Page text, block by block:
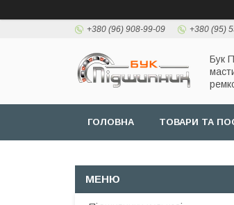
+380 (96) 908-99-09 +380 (95)
Бук
ГОЛОВНА ТОВАРИ ТА